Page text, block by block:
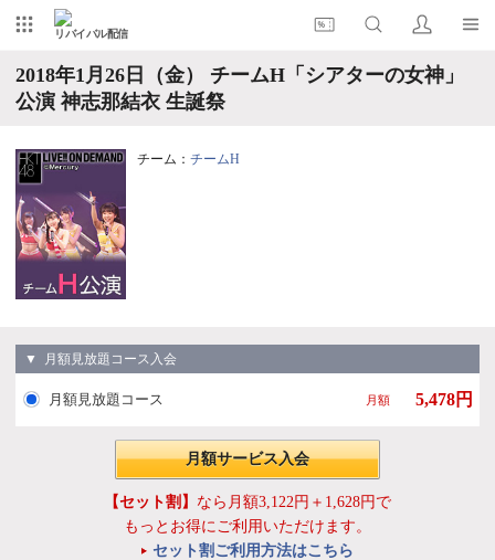
リバイバル配信
2018年1月26日（金） チームH「シアターの女神」
公演 神志那結衣 生誕祭
チーム： チームH
▼ 月額見放題コース入会
月額見放題コース 月額 5,478円
月額サービス入会
【セット割】 なら月額3,122円＋1,628円で
もっとお得にご利用いただけます。
セット割ご利用方法はこちら